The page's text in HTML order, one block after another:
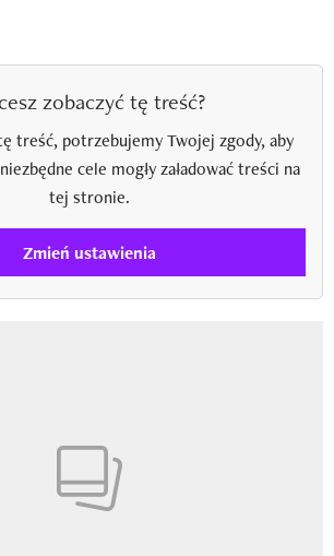
zobaczyć tę treść?
treść, potrzebujemy Twojej zgody, aby
cele mogły załadować treści na
tej stronie.
Zmień ustawienia